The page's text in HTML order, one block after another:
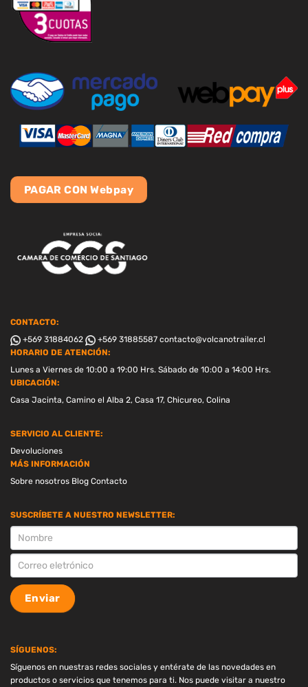
PAGAR CON Webpay
CONTACTO:
+569 31884062
+569 31885587 contacto@volcanotrailer.cl
HORARIO DE ATENCIÓN:
Lunes a Viernes de 10:00 a 19:00 Hrs. Sábado de 10:00 a 14:00 Hrs.
UBICACIÓN:
Casa Jacinta, Camino el Alba 2, Casa 17, Chicureo, Colina
SERVICIO AL CLIENTE:
Devoluciones
MÁS INFORMACIÓN
Sobre nosotros Blog Contacto
SUSCRÍBETE A NUESTRO NEWSLETTER:
SUSCRIPCION
Enviar
SÍGUENOS:
Síguenos en nuestras redes sociales y entérate de las novedades en
productos o servicios que tenemos para ti. Nos puede visitar a nuestro